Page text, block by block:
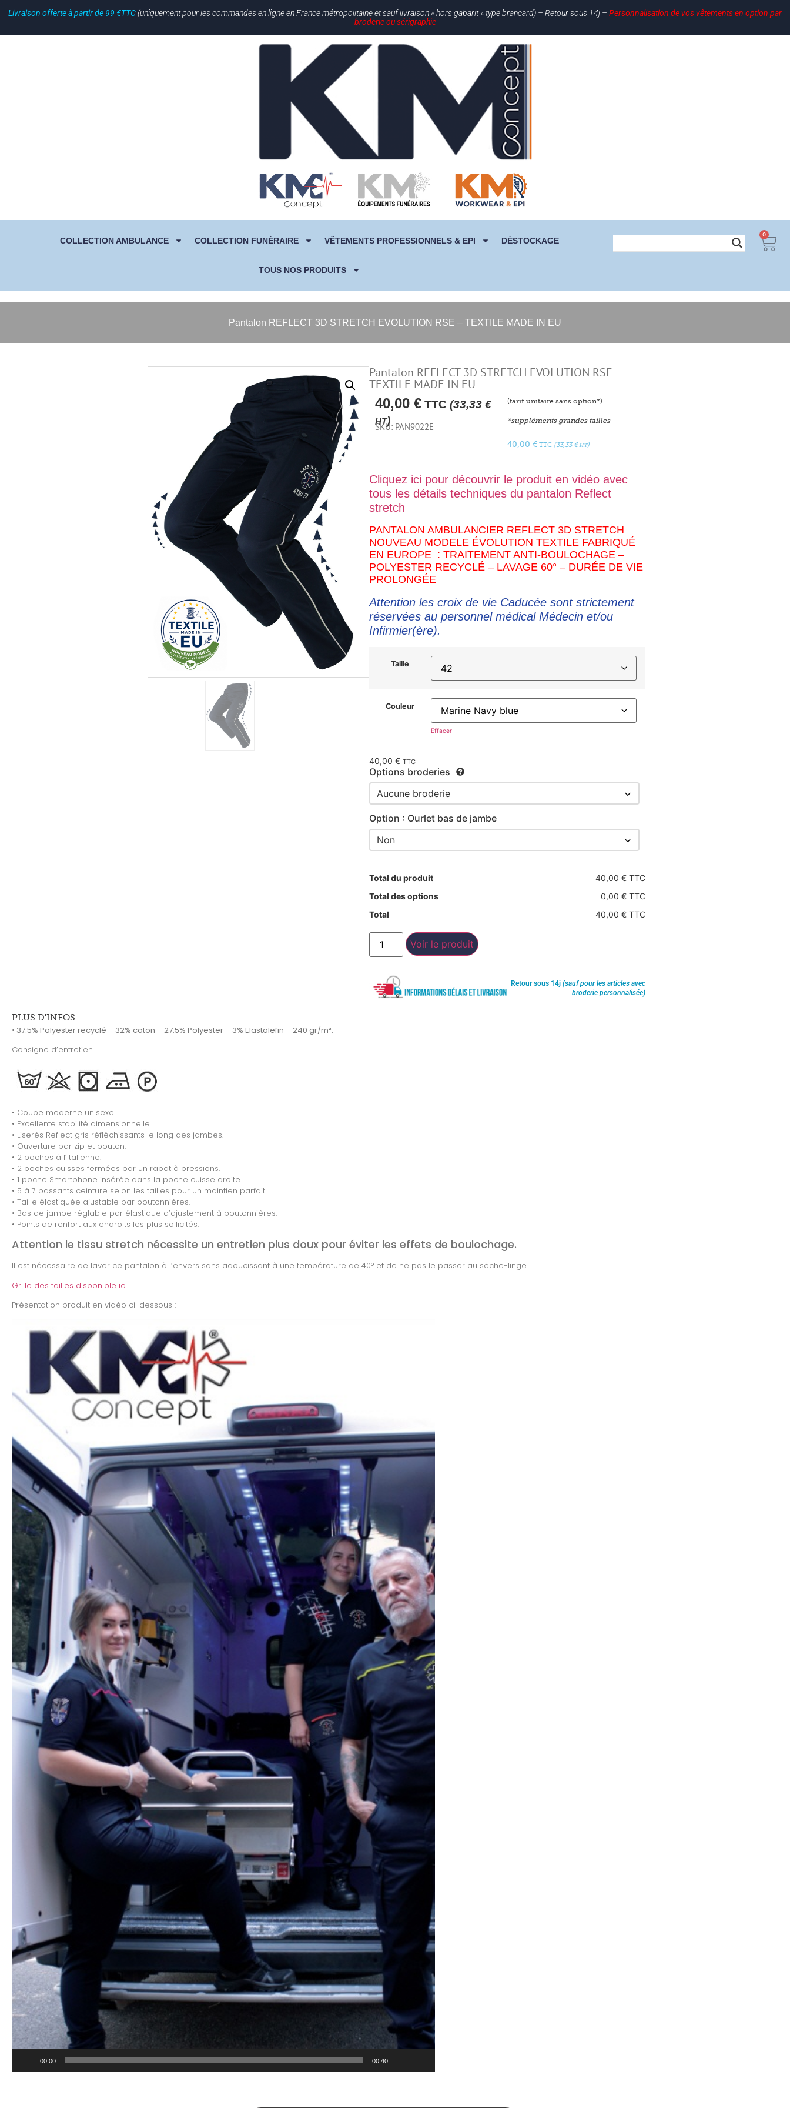
Livraison offerte à partir de 99 €TTC(uniquement pour les commandes en ligne en France métropolitaine et sauf livraison « hors gabarit » type brancard) – Retour sous 14j – Personnalisation de vos vêtements en option par
broderie ou sérigraphie
COLLECTION AMBULANCE COLLECTION FUNÉRAIRE VÊTEMENTS PROFESSIONNELS & EPI DÉSTOCKAGE
TOUS NOS PRODUITS
0
Pantalon REFLECT 3D STRETCH EVOLUTION RSE – TEXTILE MADE IN EU
Pantalon REFLECT 3D STRETCH EVOLUTION RSE –
TEXTILE MADE IN EU
40,00 €TTC (33,33 €
HT)
(tarif unitaire sans option*)
*suppléments grandes tailles
SKU: PAN9022E
40,00 €TTC(33,33€HT)
Cliquez ici pour découvrir le produit en vidéo avec
tous les détails techniques du pantalon Reflect
stretch
PANTALON AMBULANCIER REFLECT 3D STRETCH
NOUVEAU MODELE ÉVOLUTION TEXTILE FABRIQUÉ
EN EUROPE : TRAITEMENT ANTI-BOULOCHAGE –
POLYESTER RECYCLÉ – LAVAGE 60° – DURÉE DE VIE
PROLONGÉE
Attention les croix de vie Caducée sont strictement
réservées au personnel médical Médecin et/ou
Infirmier(ère).
Taille
Couleur
Effacer
40,00 € TTC
Options broderies
Option : Ourlet bas de jambe
Total du produit
40,00 € TTC
Total des options
0,00 € TTC
Total
40,00 € TTC
Voir le produit
Retour sous 14j (sauf pour les articles avec
broderie personnalisée)
PLUS D'INFOS
• 37.5% Polyester recyclé – 32% coton – 27.5% Polyester – 3% Elastolefin – 240 gr/m².
Consigne d’entretien
• Coupe moderne unisexe.
• Excellente stabilité dimensionnelle.
• Liserés Reflect gris réfléchissants le long des jambes.
• Ouverture par zip et bouton.
• 2 poches à l’italienne.
• 2 poches cuisses fermées par un rabat à pressions.
• 1 poche Smartphone insérée dans la poche cuisse droite.
• 5 à 7 passants ceinture selon les tailles pour un maintien parfait.
• Taille élastiquée ajustable par boutonnières.
• Bas de jambe réglable par élastique d’ajustement à boutonnières.
• Points de renfort aux endroits les plus sollicités.
Attention le tissu stretch nécessite un entretien plus doux pour éviter les effets de boulochage.
Il est nécessaire de laver ce pantalon à l’envers sans adoucissant à une température de 40° et de ne pas le passer au sèche-linge.
Grille des tailles disponible ici
Présentation produit en vidéo ci-dessous :
vidéo
00:00 00:40